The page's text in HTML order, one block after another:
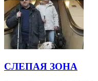
СЛЕПАЯ ЗОНА